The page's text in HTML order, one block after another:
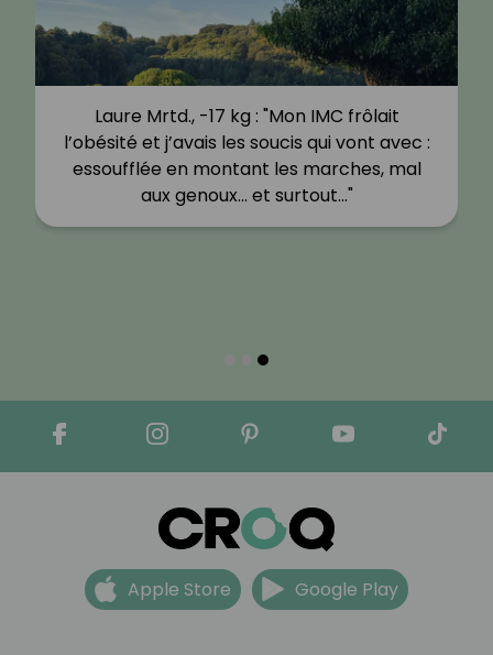
Sophie, -14 kg : "Comment peut-on perdre
autant de poids seulement grâce à un
rééquilibrage alimentaire ? Sans faire de
restriction ? Même en…"
Apple Store Google Play